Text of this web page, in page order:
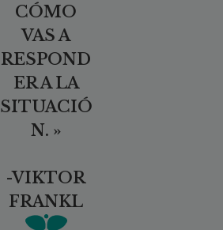
CÓMO
VAS A
RESPOND
ER A LA
SITUACIÓ
N. »
-VIKTOR
FRANKL